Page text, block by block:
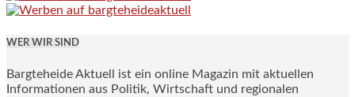
WER WIR SIND
Bargteheide Aktuell ist ein online Magazin mit aktuellen
Informationen aus Politik, Wirtschaft und regionalen